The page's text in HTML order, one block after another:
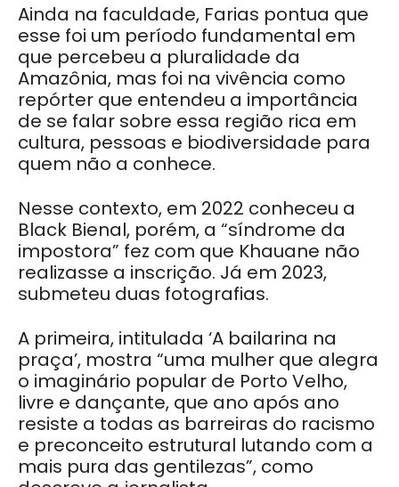
Ainda na faculdade, Farias pontua que
esse foi um período fundamental em
que percebeu a pluralidade da
Amazônia, mas foi na vivência como
repórter que entendeu a importância
de se falar sobre essa região rica em
cultura, pessoas e biodiversidade para
quem não a conhece.
Nesse contexto, em 2022 conheceu a
Black Bienal, porém, a “síndrome da
impostora” fez com que Khauane não
realizasse a inscrição. Já em 2023,
submeteu duas fotografias.
A primeira, intitulada ‘A bailarina na
praça’, mostra “uma mulher que alegra
o imaginário popular de Porto Velho,
livre e dançante, que ano após ano
resiste a todas as barreiras do racismo
e preconceito estrutural lutando com a
mais pura das gentilezas”, como